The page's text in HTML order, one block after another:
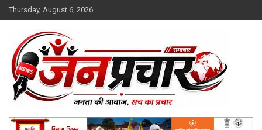
Skip
to
Thursday, August 6, 2026
:: जनप्रचार ::